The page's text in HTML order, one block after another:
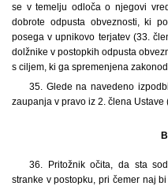
se v temelju odloča o njegovi
dobrote odpusta obveznosti, ki
posega v upnikovo terjatev (33.
dolžnike v postopkih odpusta
s ciljem, ki ga spremenjena
35. Glede na navedeno
zaupanja v pravo iz 2. člena Ustave
36. Pritožnik očita, da sta
stranke v postopku, pri čemer naj